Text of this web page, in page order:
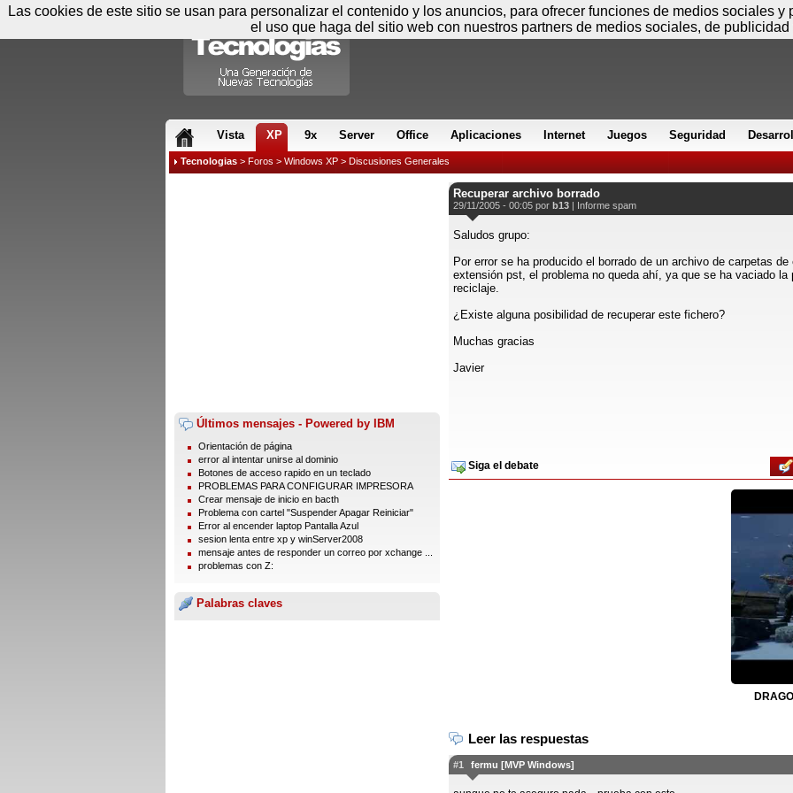
Vista XP 9x Server Office Aplicaciones Internet Juegos Seguridad
Tecnologias > Foros > Windows XP > Discusiones Generales
Últimos mensajes - Powered by IBM
Orientación de página
error al intentar unirse al dominio
Botones de acceso rapido en un teclado
PROBLEMAS PARA CONFIGURAR IMPRESORA
Crear mensaje de inicio en bacth
Problema con cartel "Suspender Apagar Reiniciar"
Error al encender laptop Pantalla Azul
sesion lenta entre xp y winServer2008
mensaje antes de responder un correo por xchange ...
problemas con Z:
Palabras claves
Recuperar archivo borrado
29/11/2005 - 00:05 por b13 | Informe spam
Saludos grupo:
Por error se ha producido el borrado de un archivo de carpetas de
extensión pst, el problema no queda ahí, ya que se ha vaciado la
reciclaje.
¿Existe alguna posibilidad de recuperar este fichero?
Muchas gracias
Javier
Siga el debate
Leer las respuestas
#1 fermu [MVP Windows]
Las cookies de este sitio se usan para personalizar el contenido y los anuncios, para ofrecer funciones de medios sociales
el uso que haga del sitio web con nuestros partners de medios sociales, de